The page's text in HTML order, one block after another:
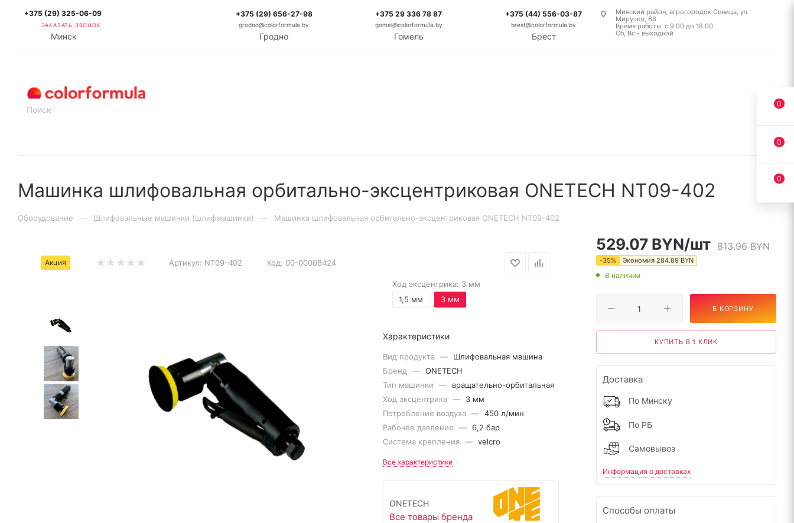
+375 (29) 325-06-09
ЗАКАЗАТЬ ЗВОНОК
Минск
+375 (29) 656-27-98
grodno@colorformula.by
Гродно
+375 29 336 78 87
gomel@colorformula.by
Гомель
+375 (44) 556-03-87
brest@colorformula.by
Брест
Минский район, агрогородок Сеница, ул.
Мирутко, 68
Время работы: с 9.00 до 18.00.
Сб, Вс - выходной
Машинка шлифовальная орбитально-эксцентриковая ONETECH NT09-402
Оборудование — Шлифовальные машинки (шлифмашинки) — Машинка шлифовальная орбитально-эксцентриковая ONETECH NT09-402
Акция Артикул: NT09-402 Код: 00-00008424
Ход эксцентрика: 3 мм
1,5 мм
3 мм
Характеристики
Вид продукта —
Шлифовальная машина
Бренд
— ONETECH
Тип машинки
—
вращательно-орбитальная
Ход эксцентрика —
3 мм
Потребление воздуха — 450 л/мин
Рабочее давление
— 6,2 бар
Система крепления — velcro
Все характеристики
ONETECH
Все товары бренда
529.07 BYN/шт 813.96BYN
-35% Экономия 284.89 BYN
В наличии
В КОРЗИНУ
КУПИТЬ В 1 КЛИК
Доставка
По Минску
По РБ
Самовывоз
Информация о доставках
Способы оплаты
0
0
0